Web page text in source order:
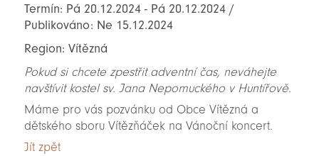
Termín: Pá 20.12.2024 - Pá 20.12.2024 /
Publikováno: Ne 15.12.2024
Region: Vítězná
Pokud si chcete zpestřit adventní čas, neváhejte
navštívit kostel sv. Jana Nepomuckého v Huntířově.
Máme pro vás pozvánku od Obce Vítězná a
dětského sboru Vítězňáček na Vánoční koncert.
Jít zpět